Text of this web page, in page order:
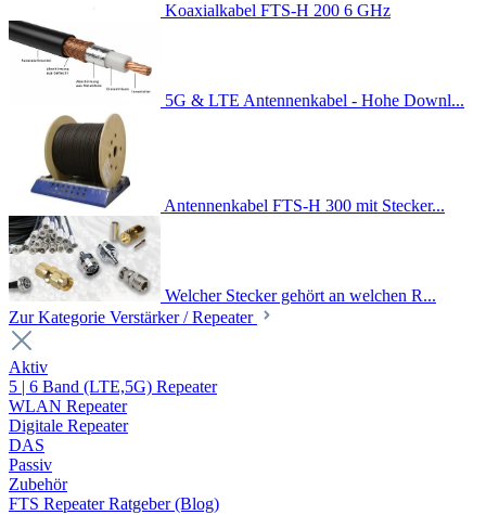
Koaxialkabel FTS-H 200 6 GHz
5G & LTE Antennenkabel - Hohe Downl...
Antennenkabel FTS-H 300 mit Stecker...
Welcher Stecker gehört an welchen R...
Zur Kategorie Verstärker / Repeater
Aktiv
5 | 6 Band (LTE,5G) Repeater
WLAN Repeater
Digitale Repeater
DAS
Passiv
Zubehör
FTS Repeater Ratgeber (Blog)